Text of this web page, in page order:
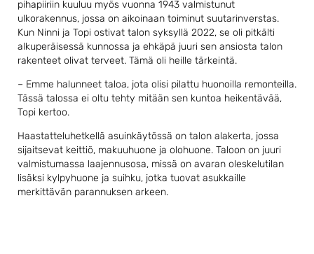
pihapiiriin kuuluu myös vuonna 1943 valmistunut
ulkorakennus, jossa on aikoinaan toiminut suutarinverstas.
Kun Ninni ja Topi ostivat talon syksyllä 2022, se oli pitkälti
alkuperäisessä kunnossa ja ehkäpä juuri sen ansiosta talon
rakenteet olivat terveet. Tämä oli heille tärkeintä.
– Emme halunneet taloa, jota olisi pilattu huonoilla remonteilla.
Tässä talossa ei oltu tehty mitään sen kuntoa heikentävää,
Topi kertoo.
Haastatteluhetkellä asuinkäytössä on talon alakerta, jossa
sijaitsevat keittiö, makuuhuone ja olohuone. Taloon on juuri
valmistumassa laajennusosa, missä on avaran oleskelutilan
lisäksi kylpyhuone ja suihku, jotka tuovat asukkaille
merkittävän parannuksen arkeen.